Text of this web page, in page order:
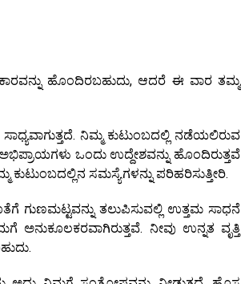
ಹೊಂದಿರಬಹುದು, ಆದರೆ ಈ ವಾರ ತಮ್ಮ
ನಿಮ್ಮ ಕುಟುಂಬದಲ್ಲಿ ನಡೆಯಲಿರುವ
ಒಂದು ಉದ್ದೇಶವನ್ನು ಹೊಂದಿರುತ್ತವೆ
ಸಮಸ್ಯೆಗಳನ್ನು ಪರಿಹರಿಸುತ್ತೀರಿ.
ಗುಣಮಟ್ಟವನ್ನು ತಲುಪಿಸುವಲ್ಲಿ ಉತ್ತಮ ಸಾಧನೆ
ಅನುಕೂಲಕರವಾಗಿರುತ್ತವೆ. ನೀವು ಉನ್ನತ ವೃತ್ತಿ